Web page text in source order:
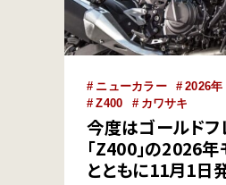
ニューカラー 2026年
Z400
カワサキ
今度はゴールドフ
「Z400」の2026
とともに11月1日